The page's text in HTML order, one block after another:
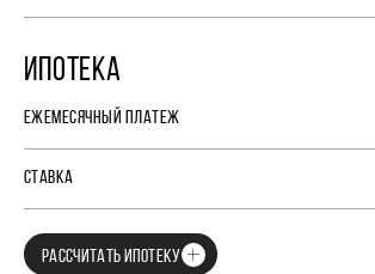
ИПОТЕКА
ЕЖЕМЕСЯЧНЫЙ ПЛАТЕЖ
СТАВКА
РАССЧИТАТЬ ИПОТЕКУ